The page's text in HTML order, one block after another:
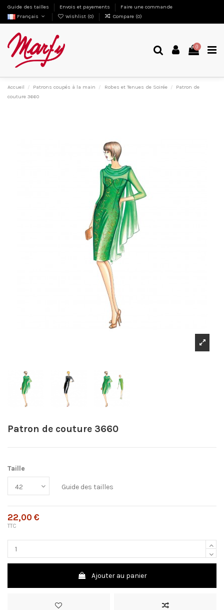
Guide des tailles Envois et payements
Faire une commande
Français
Wishlist (0) Compare (0)
0
Accueil Patrons coupés à la main Robes et Tenues de Soirée
Patron de
couture 3660
Patron de couture 3660
Taille
Guide des tailles
22,00 €
TTC
Ajouter au panier